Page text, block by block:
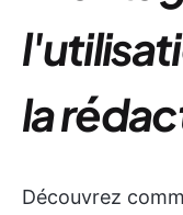
la
Découvrez